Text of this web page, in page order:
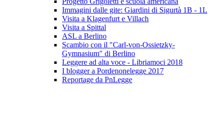
Immagini dalle gite: Giardini di Sigurtà 1B - 1L
Visita a Klagenfurt e Villach
Visita a Spittal
ASL a Berlino
Scambio con il "Carl-von-Ossietzky-
Gymnasium" di Berlino
Leggere ad alta voce - Libriamoci 2018
I blogger a Pordenonelegge 2017
Reportage da PnLegge